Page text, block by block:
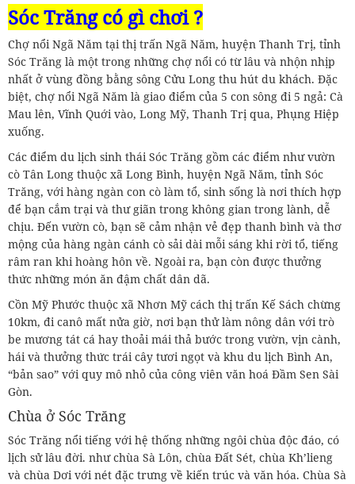
Sóc Trăng có gì chơi ?
Chợ nổi Ngã Năm tại thị trấn Ngã Năm, huyện Thanh Trị, tỉnh
Sóc Trăng là một trong những chợ nổi có từ lâu và nhộn nhịp
nhất ở vùng đồng bằng sông Cửu Long thu hút du khách. Đặc
biệt, chợ nổi Ngã Năm là giao điểm của 5 con sông đi 5 ngả: Cà
Mau lên, Vĩnh Quới vào, Long Mỹ, Thanh Trị qua, Phụng Hiệp
xuống.
Các điểm du lịch sinh thái Sóc Trăng gồm các điểm như vườn
cò Tân Long thuộc xã Long Bình, huyện Ngã Năm, tỉnh Sóc
Trăng, với hàng ngàn con cò làm tổ, sinh sống là nơi thích hợp
để bạn cắm trại và thư giãn trong không gian trong lành, dễ
chịu. Đến vườn cò, bạn sẽ cảm nhận vẻ đẹp thanh bình và thơ
mộng của hàng ngàn cánh cò sải dài mỗi sáng khi rời tổ, tiếng
râm ran khi hoàng hôn về. Ngoài ra, bạn còn được thưởng
thức những món ăn đậm chất dân dã.
Cồn Mỹ Phước thuộc xã Nhơn Mỹ cách thị trấn Kế Sách chừng
10km, đi canô mất nửa giờ, nơi bạn thử làm nông dân với trò
be mương tát cá hay thoải mái thả bước trong vườn, vịn cành,
hái và thưởng thức trái cây tươi ngọt và khu du lịch Bình An,
“bản sao” với quy mô nhỏ của công viên văn hoá Đầm Sen Sài
Gòn.
Chùa ở Sóc Trăng
Sóc Trăng nổi tiếng với hệ thống những ngôi chùa độc đáo, có
lịch sử lâu đời. như chùa Sà Lôn, chùa Đất Sét, chùa Kh’lieng
và chùa Dơi với nét đặc trưng về kiến trúc và văn hóa. Chùa Sà